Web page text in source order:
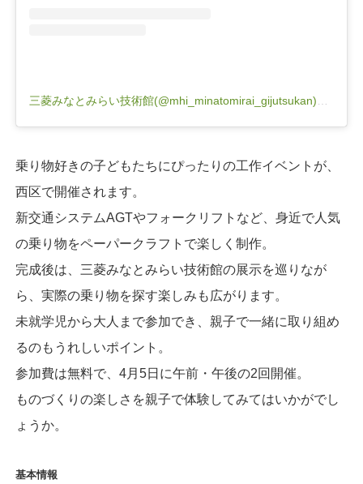
乗り物好きの子どもたちにぴったりの工作イベントが、
西区で開催されます。
新交通システムAGTやフォークリフトなど、身近で人気
の乗り物をペーパークラフトで楽しく制作。
完成後は、三菱みなとみらい技術館の展示を巡りなが
ら、実際の乗り物を探す楽しみも広がります。
未就学児から大人まで参加でき、親子で一緒に取り組め
るのもうれしいポイント。
参加費は無料で、4月5日に午前・午後の2回開催。
ものづくりの楽しさを親子で体験してみてはいかがでし
ょうか。
基本情報